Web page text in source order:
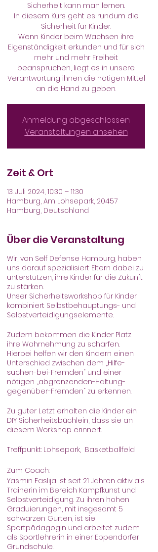
Sicherheit kann man lernen.
In diesem Kurs geht es rundum die
Sicherheit für Kinder.
Wenn Kinder beim Wachsen ihre
Eigenständigkeit erkunden und für sich
mehr und mehr Freiheit
beanspruchen, liegt es in unsere
Verantwortung ihnen die nötigen Mittel
Anmeldung abgeschlossen
Veranstaltungen ansehen
Zeit & Ort
13. Juli 2024, 10:30 – 11:30
Hamburg, Am Lohsepark, 20457
Hamburg, Deutschland
Über die Veranstaltung
Wir, von Self Defense Hamburg, haben
uns darauf spezialisiert Eltern dabei zu
unterstützen, ihre Kinder für die Zukunft
zu stärken.
Unser Sicherheitsworkshop für Kinder
kombiniert Selbstbehauptungs- und
Selbstverteidigungselemente.
Zudem bekommen die Kinder Platz
ihre Wahrnehmung zu schärfen.
Hierbei helfen wir den Kindern einen
Unterschied zwischen dem „Hilfe-
suchen-bei-Fremden“ und einer
nötigen „abgrenzenden-Haltung-
gegenüber-Fremden“ zu erkennen.
Zu guter Letzt erhalten die Kinder ein
DIY Sicherheitsbüchlein, dass sie an
diesem Workshop erinnert.
Treffpunkt: Lohsepark, Basketballfeld
Zum Coach:
Yasmin Faslija ist seit 21 Jahren aktiv als
Trainerin im Bereich Kampfkunst und
Selbstverteidigung. Zu ihren hohen
Graduierungen, mit insgesamt 5
schwarzen Gurten, ist sie
Sportpädagogin und arbeitet zudem
als Sportlehrerin in einer Eppendorfer
Grundschule.